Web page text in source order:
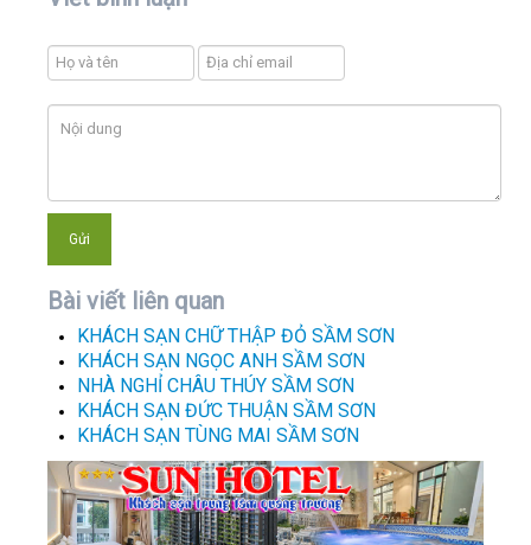
Bài viết liên quan
KHÁCH SẠN CHỮ THẬP ĐỎ SẦM SƠN
KHÁCH SẠN NGỌC ANH SẦM SƠN
NHÀ NGHỈ CHÂU THÚY SẦM SƠN
KHÁCH SẠN ĐỨC THUẬN SẦM SƠN
KHÁCH SẠN TÙNG MAI SẦM SƠN